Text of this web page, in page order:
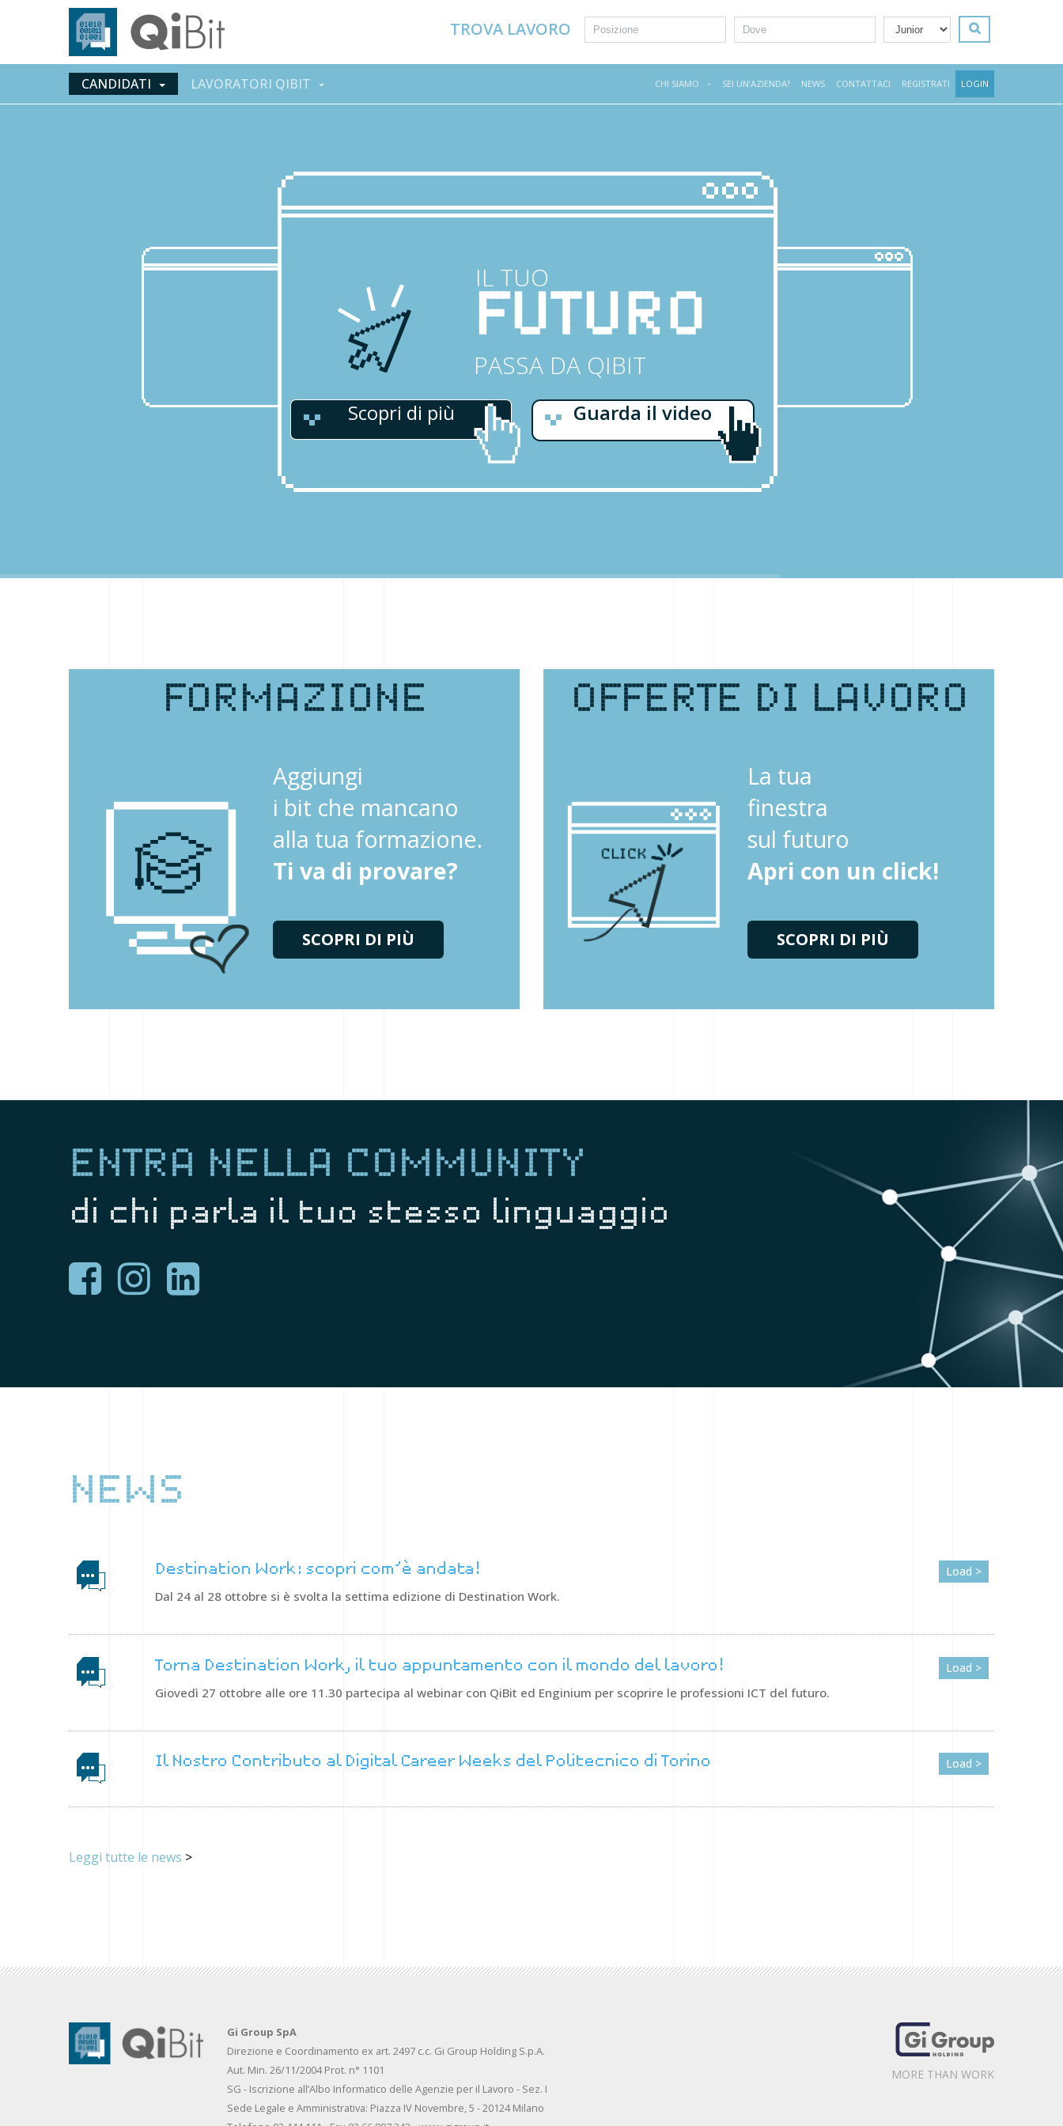
TROVA LAVORO CERCA
CANDIDATI LAVORATORI QIBIT CHI SIAMO SEI UN’AZIENDA? NEWS CONTATTACI REGISTRATI LOGIN
FUTURO
IL TUO
Scopri di più
PASSA DA QIBIT
Guarda il video
FORMAZIONE
Aggiungi
i bit che mancano
alla tua formazione.
Ti va di provare?
SCOPRI DI PIÙ
OFFERTE DI LAVORO
La tua
finestra
sul futuro
Apri con un click!
SCOPRI DI PIÙ
ENTRA NELLA COMMUNITY
di chi parla il tuo stesso linguaggio
NEWS
Destination Work: scopri com’è andata!
Dal 24 al 28 ottobre si è svolta la settima edizione di Destination Work.
Load >
Torna Destination Work, il tuo appuntamento con il mondo del lavoro!
Giovedì 27 ottobre alle ore 11.30 partecipa al webinar con QiBit ed Enginium per scoprire le professioni ICT del futuro.
Load >
Il Nostro Contributo al Digital Career Weeks del Politecnico di Torino Load >
Leggi tutte le news >
Gi Group SpA
Direzione e Coordinamento ex art. 2497 c.c. Gi Group Holding S.p.A.
Aut. Min. 26/11/2004 Prot. n° 1101
SG - Iscrizione all’Albo Informatico delle Agenzie per il Lavoro - Sez. I
Sede Legale e Amministrativa: Piazza IV Novembre, 5 - 20124 Milano
MORE THAN WORK